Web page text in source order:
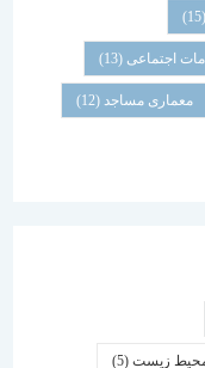
(13)
مساجد(12)
(5)